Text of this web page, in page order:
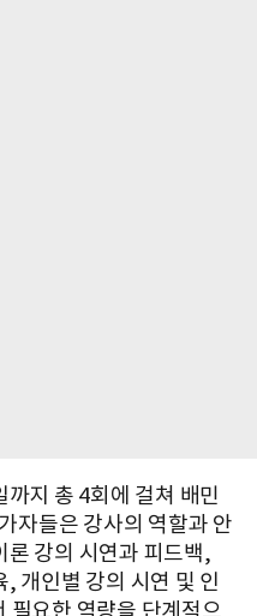
지 총 4회에 걸쳐 배민
자들은 강사의 역할과 안
론 강의 시연과 피드백,
개인별 강의 시연 및 인